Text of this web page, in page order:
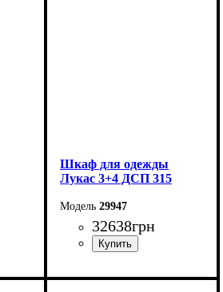
Шкаф для одежды
Лукас 3+4 ДСП 315
29947
32638грн
Ширина: 315 см